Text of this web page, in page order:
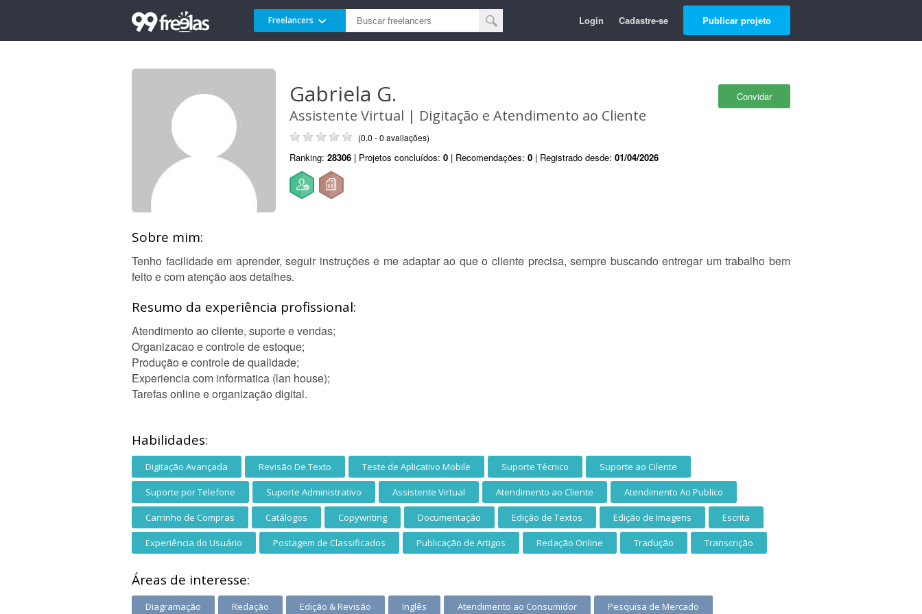
Freelancers Login Cadastre-se Publicar projeto
Convidar
Gabriela G.
Assistente Virtual | Digitação e Atendimento ao Cliente
(0.0 - 0 avaliações)
Ranking: 28306 | Projetos concluídos: 0 | Recomendações: 0 | Registrado desde: 01/04/2026
Sobre mim:
Tenho facilidade em aprender, seguir instruções e me adaptar ao que o cliente precisa, sempre buscando entregar um trabalho bem
feito e com atenção aos detalhes.
Resumo da experiência profissional:
Atendimento ao cliente, suporte e vendas;
Organizacao e controle de estoque;
Produção e controle de qualidade;
Experiencia com informatica (lan house);
Tarefas online e organização digital.
Habilidades:
Digitação Avançada Revisão De Texto Teste de Aplicativo Mobile Suporte Técnico Suporte ao Cilente
Suporte por Telefone Suporte Administrativo Assistente Virtual Atendimento ao Cliente Atendimento Ao Publico
Carrinho de Compras Catálogos Copywriting Documentação Edição de Textos Edição de Imagens Escrita
Experiência do Usuário Postagem de Classificados Publicação de Artigos Redação Online Tradução Transcrição
Áreas de interesse:
Diagramação Redação Edição & Revisão Inglês Atendimento ao Consumidor Pesquisa de Mercado